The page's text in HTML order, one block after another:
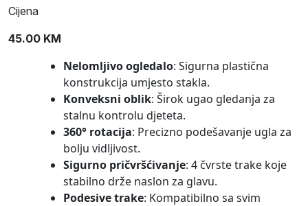
Cijena
45.00 KM
Nelomljivo ogledalo: Sigurna plastična
konstrukcija umjesto stakla.
Konveksni oblik: Širok ugao gledanja za
stalnu kontrolu djeteta.
360° rotacija: Precizno podešavanje ugla za
bolju vidljivost.
Sigurno pričvršćivanje: 4 čvrste trake koje
stabilno drže naslon za glavu.
Podesive trake: Kompatibilno sa svim